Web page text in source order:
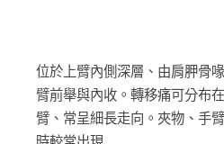
位於上臂內側深層、由肩胛骨
臂前舉與內收。轉移痛可分布
臂、常呈細長走向。夾物、手